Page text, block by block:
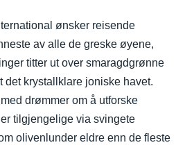
ønsker reisende
av alle de greske øyene,
titter ut over smaragdgrønne
det krystallklare joniske havet.
drømmer om å utforske
tilgjengelige via svingete
olivenlunder eldre enn de fleste